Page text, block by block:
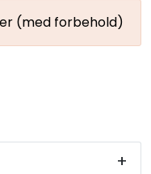
(med forbehold)
+